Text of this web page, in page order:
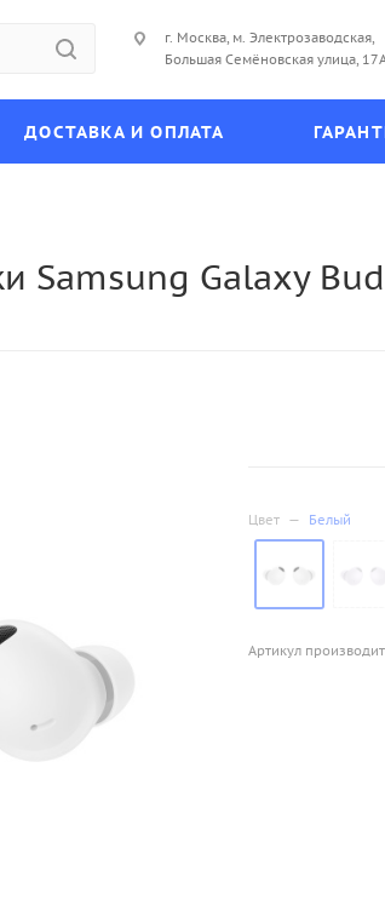
г. Москва, м. Электрозаводская,
Большая Семёновская улица,
ДОСТАВКА И ОПЛАТА
Samsung Galaxy
Цвет — Белый
Артикул